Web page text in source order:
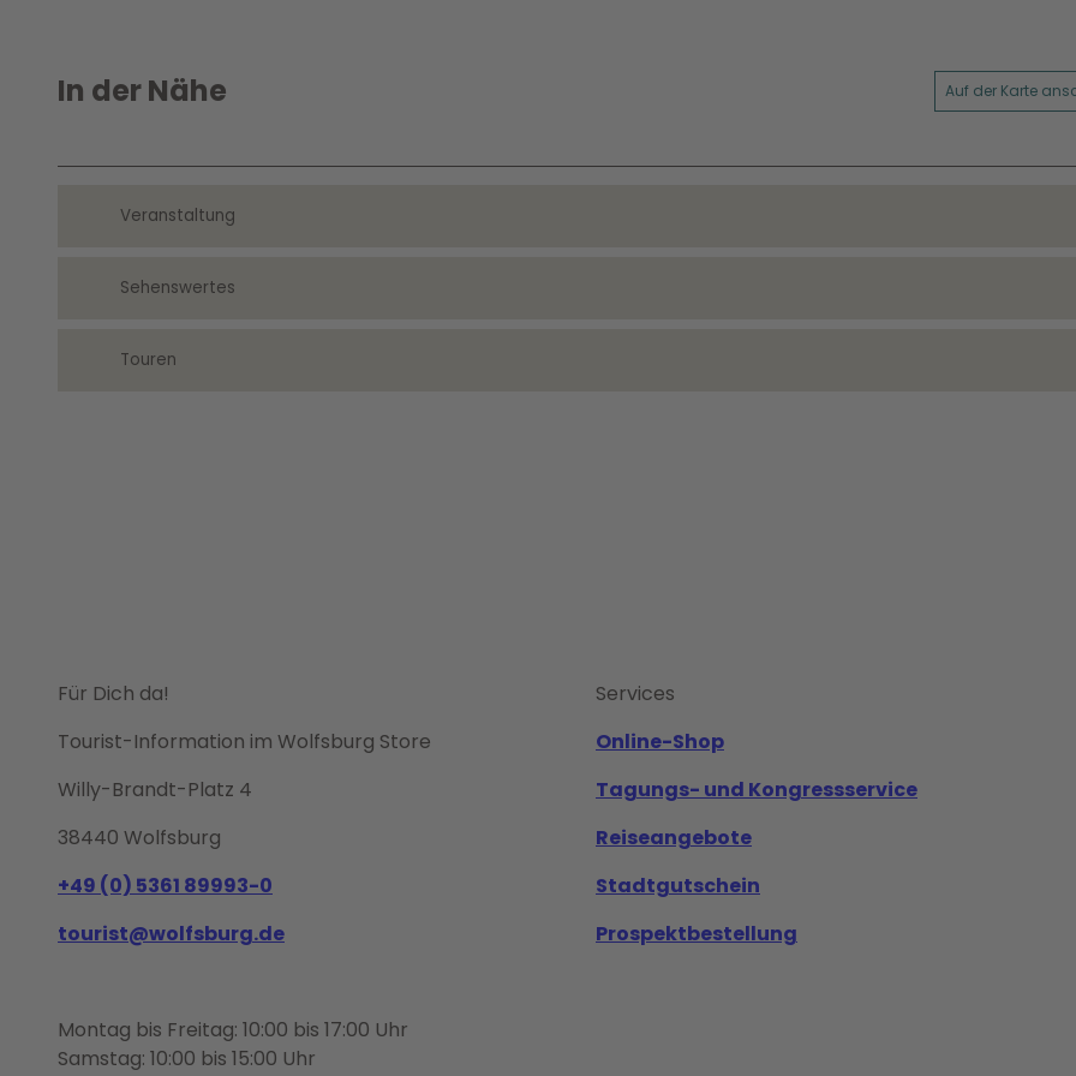
In der Nähe Auf der Karte
Veranstaltung
Sehenswertes
Touren
Für Dich da!
Tourist-Information im Wolfsburg Store
Willy-Brandt-Platz 4
38440 Wolfsburg
+49 (0) 5361 89993-0
tourist@wolfsburg.de
Montag bis Freitag: 10:00 bis 17:00 Uhr
Samstag: 10:00 bis 15:00 Uhr
Services
Online-Shop
Tagungs- und Kongressservice
Reiseangebote
Stadtgutschein
Prospektbestellung